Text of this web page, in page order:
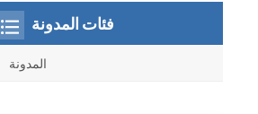
فئات المدونة
المدونة